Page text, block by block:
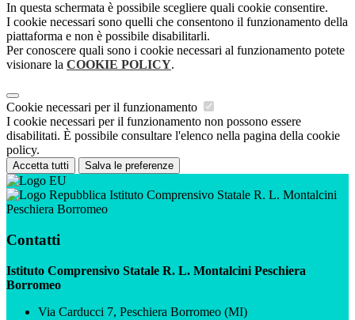
In questa schermata è possibile scegliere quali cookie consentire.
I cookie necessari sono quelli che consentono il funzionamento della
piattaforma e non è possibile disabilitarli.
Per conoscere quali sono i cookie necessari al funzionamento potete
visionare la COOKIE POLICY.
Cookie necessari per il funzionamento
I cookie necessari per il funzionamento non possono essere
disabilitati. È possibile consultare l'elenco nella pagina della cookie
policy.
Accetta tutti Salva le preferenze
Istituto Comprensivo Statale R. L. Montalcini
Peschiera Borromeo
Contatti
Istituto Comprensivo Statale R. L. Montalcini Peschiera
Borromeo
Via Carducci 7, Peschiera Borromeo (MI)